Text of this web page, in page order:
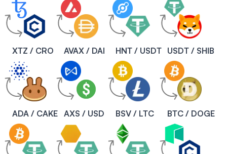
XTZ / CRO AVAX / DAI HNT / USDT USDT / SHIB
ADA / CAKE AXS / USD BSV / LTC BTC / DOGE